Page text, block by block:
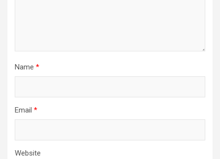
Name *
Email *
Website